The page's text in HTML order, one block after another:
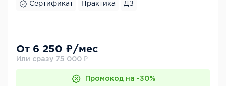
Сертификат Практика ДЗ
От 6 250 ₽/мес
Или сразу 75 000 ₽
Промокод на -30%